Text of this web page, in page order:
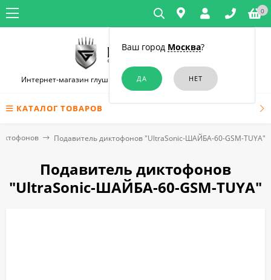
Ваш город Москва?
0
Интернет-магазин глушилок связи и диктофонов в Краснодаре
КАТАЛОГ ТОВАРОВ
Подавитель диктофонов "UltraSonic-ШАЙБА-60-GSM-TUYA"
Подавитель диктофонов
"UltraSonic-ШАЙБА-60-GSM-TUYA"